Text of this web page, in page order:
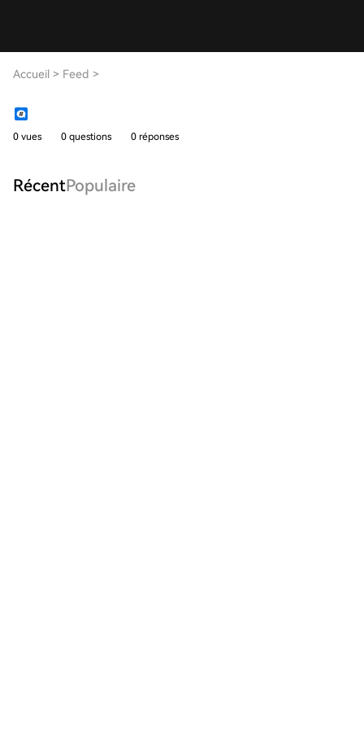
Accueil > Feed >
0 vues 0 questions 0 réponses
RécentPopulaire